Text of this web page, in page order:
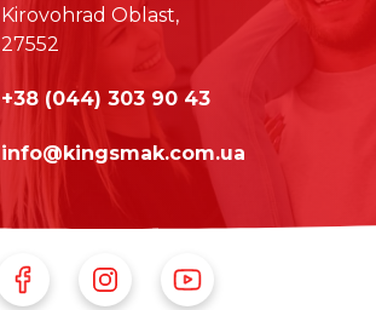
Kirovohrad Oblast,
27552
+38 (044) 303 90 43
info@kingsmak.com.ua
Follow Us on Facebook
Follow Us on Instagram
Follow Us on Youtube